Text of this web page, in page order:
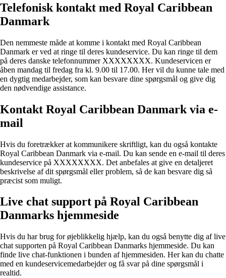
Telefonisk kontakt med Royal Caribbean
Danmark
Den nemmeste måde at komme i kontakt med Royal Caribbean
Danmark er ved at ringe til deres kundeservice. Du kan ringe til dem
på deres danske telefonnummer XXXXXXXX. Kundeservicen er
åben mandag til fredag fra kl. 9.00 til 17.00. Her vil du kunne tale med
en dygtig medarbejder, som kan besvare dine spørgsmål og give dig
den nødvendige assistance.
Kontakt Royal Caribbean Danmark via e-
mail
Hvis du foretrækker at kommunikere skriftligt, kan du også kontakte
Royal Caribbean Danmark via e-mail. Du kan sende en e-mail til deres
kundeservice på XXXXXXXX. Det anbefales at give en detaljeret
beskrivelse af dit spørgsmål eller problem, så de kan besvare dig så
præcist som muligt.
Live chat support på Royal Caribbean
Danmarks hjemmeside
Hvis du har brug for øjeblikkelig hjælp, kan du også benytte dig af live
chat supporten på Royal Caribbean Danmarks hjemmeside. Du kan
finde live chat-funktionen i bunden af hjemmesiden. Her kan du chatte
med en kundeservicemedarbejder og få svar på dine spørgsmål i
realtid.